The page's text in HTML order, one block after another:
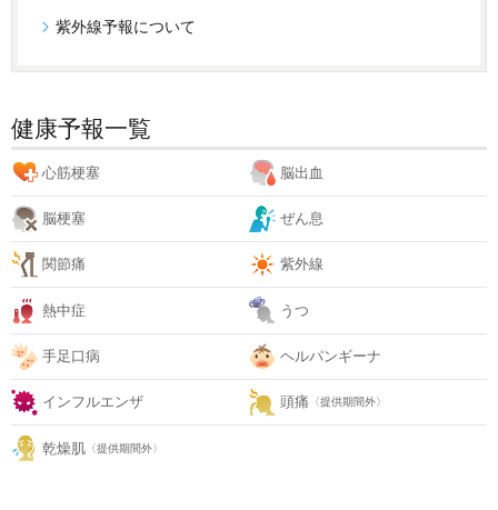
紫外線予報について
健康予報一覧
心筋梗塞 脳出血
脳梗塞 ぜん息
関節痛 紫外線
熱中症 うつ
手足口病 ヘルパンギーナ
インフルエンザ 頭痛 〈提供期間外〉
乾燥肌 〈提供期間外〉